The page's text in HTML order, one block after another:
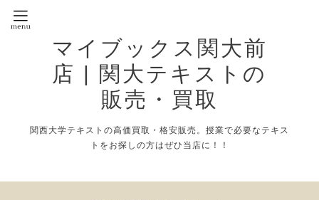
マイブックス関大前
店 | 関大テキストの
販売・買取
関西大学テキストの高価買取・格安販売。授業で必要なテキス
トをお探しの方はぜひ当店に！！